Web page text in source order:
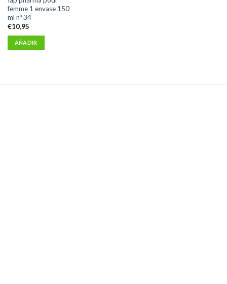
femme 1 envase 150
ml nº 34
€10,95
AÑADIR